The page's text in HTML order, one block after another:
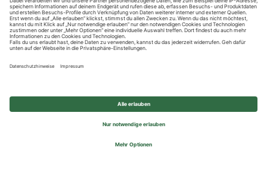
Impressum
Privatsphäre-Einstellungen
© 2026 REWE Group - All rights reserved